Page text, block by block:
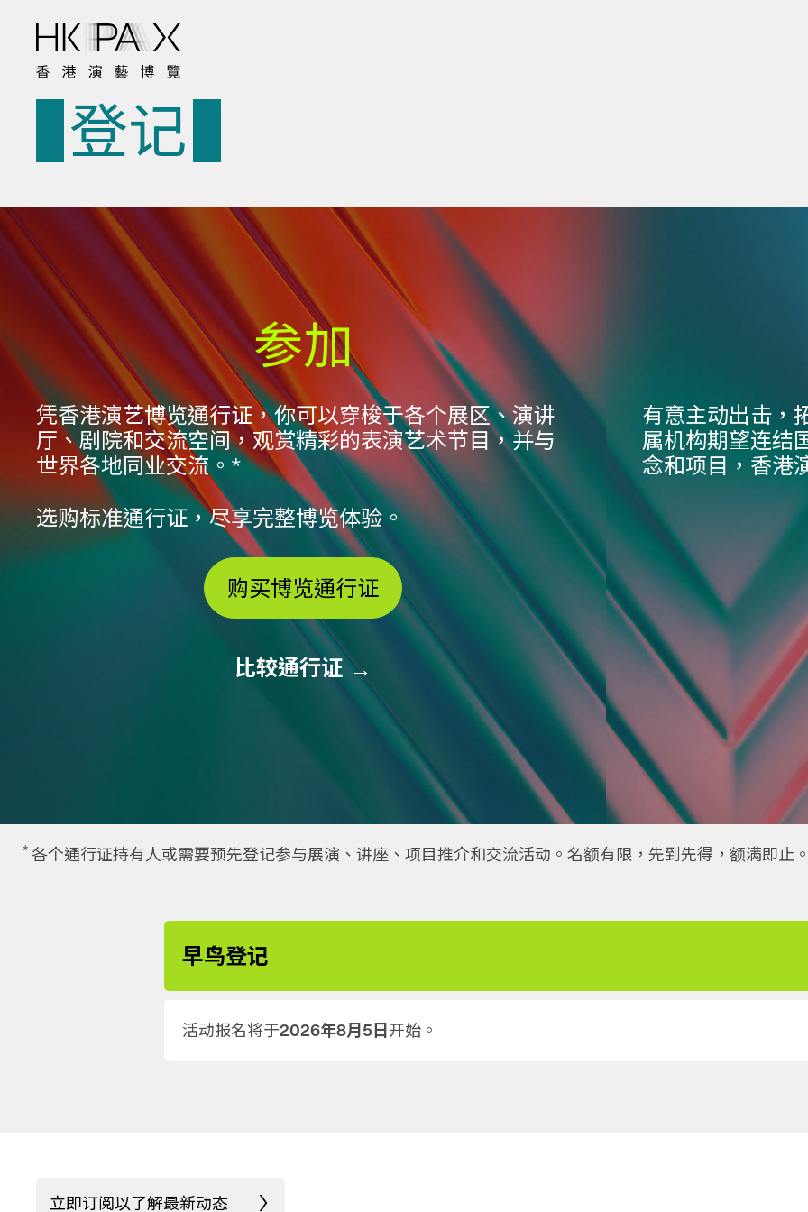
登记
参加
凭香港演艺博览通行证，你可以穿梭于各个展区、演讲
厅、剧院和交流空间，观赏精彩的表演艺术节目，并与
世界各地同业交流。*
选购标准通行证，尽享完整博览体验。
购买博览通行证
比较通行证
有意主动出击，
属机构期望连结
念和项目，香港
* 各个通行证持有人或需要预先登记参与展演、讲座、项目推介和交流活动。名额有限，先到先得，额满即止
早鸟登记
活动报名将于2026年8月5日开始。
立即订阅以了解最新动态